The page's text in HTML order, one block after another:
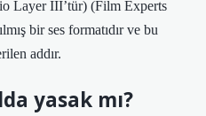
Layer III’tür) (Film Experts
bir ses formatıdır ve bu
addır.
yasak mı?